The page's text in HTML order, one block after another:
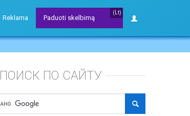
Reklama
(Lt)
Paduoti skelbimą
ПОИСК ПО САЙТУ